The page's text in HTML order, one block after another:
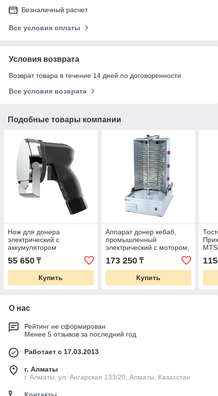
Безналичный расчет
Все условия оплаты
Условия возврата
Возврат товара в течение 14 дней по договоренности
Все условия возврата
Подобные товары компании
Нож для донера
электрический с
аккумулятором
55 650 ₸
Купить
Аппарат донер кебаб,
промышленный
электрический c мотором,
Аппарат для шаурмы,
Аппарат для шавермы
173 250₸
Купить
О нас
Рейтинг не сформирован
Менее 5 отзывов за последний год
Работает с 17.03.2013
г. Алматы
г. Алматы, ул. Ангарская 133/20, Алматы, Казахстан